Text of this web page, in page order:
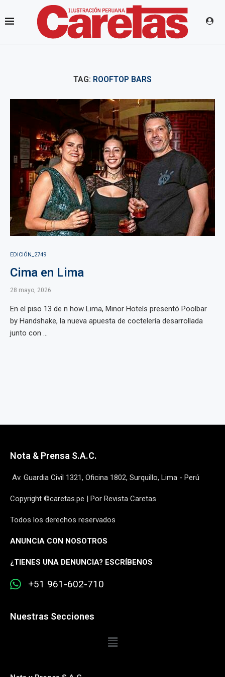
TAG: ROOFTOP BARS
EDICIÓN_2749
Cima en Lima
28 mayo, 2026
En el piso 13 de n how Lima, Minor Hotels presentó Poolbar
by Handshake, la nueva apuesta de coctelería desarrollada
junto con ...
Nota & Prensa S.A.C.
Av. Guardia Civil 1321, Oficina 1802, Surquillo, Lima - Perú
Copyright ©caretas.pe | Por Revista Caretas
Todos los derechos reservados
ANUNCIA CON NOSOTROS
¿TIENES UNA DENUNCIA? ESCRÍBENOS
+51 961-602-710
Nuestras Secciones